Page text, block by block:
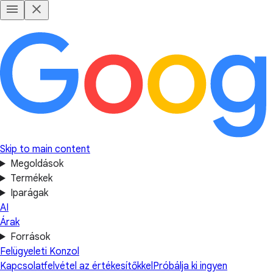
Skip to main content
Megoldások
Termékek
Iparágak
AI
Árak
Források
Felügyeleti Konzol
Kapcsolatfelvétel az értékesítőkkelPróbálja ki ingyen